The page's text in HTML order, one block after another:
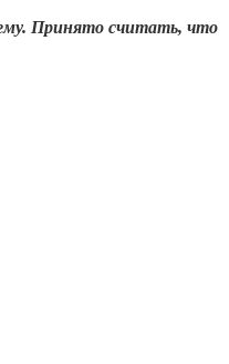
Принято считать, что